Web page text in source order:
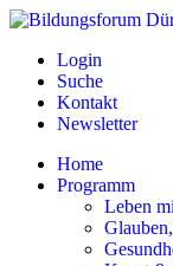
Login
Suche
Kontakt
Newsletter
Home
Programm
Leben